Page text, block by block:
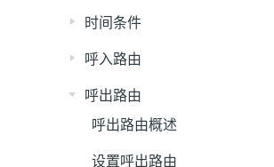
时间条件
呼入路由
呼出路由
呼出路由概述
设置呼出路由